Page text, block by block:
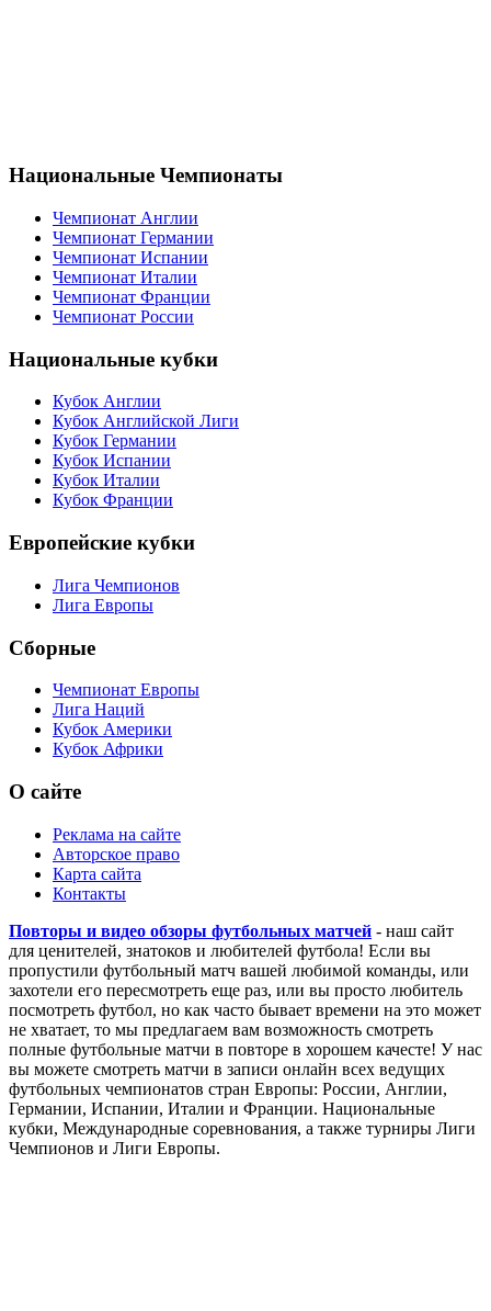
Национальные Чемпионаты
Чемпионат Англии
Чемпионат Германии
Чемпионат Испании
Чемпионат Италии
Чемпионат Франции
Чемпионат России
Национальные кубки
Кубок Англии
Кубок Английской Лиги
Кубок Германии
Кубок Испании
Кубок Италии
Кубок Франции
Европейские кубки
Лига Чемпионов
Лига Европы
Сборные
Чемпионат Европы
Лига Наций
Кубок Америки
Кубок Африки
О сайте
Реклама на сайте
Авторское право
Карта сайта
Контакты
Повторы и видео обзоры футбольных матчей - наш сайт
для ценителей, знатоков и любителей футбола! Если вы
пропустили футбольный матч вашей любимой команды, или
захотели его пересмотреть еще раз, или вы просто любитель
посмотреть футбол, но как часто бывает времени на это может
не хватает, то мы предлагаем вам возможность смотреть
полные футбольные матчи в повторе в хорошем качесте! У нас
вы можете смотреть матчи в записи онлайн всех ведущих
футбольных чемпионатов стран Европы: России, Англии,
Германии, Испании, Италии и Франции. Национальные
кубки, Международные соревнования, а также турниры Лиги
Чемпионов и Лиги Европы.